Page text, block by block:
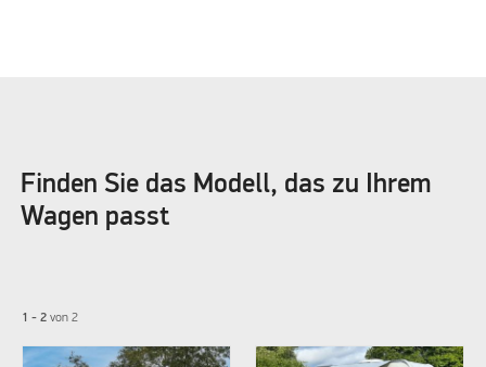
Finden Sie das Modell, das zu Ihrem
Wagen passt
1 - 2von 2